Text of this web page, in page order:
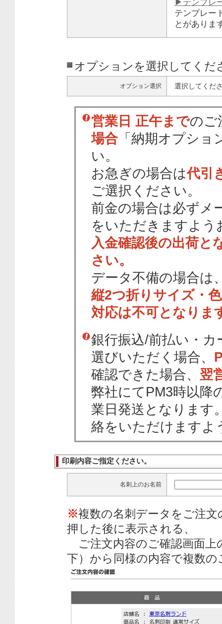
▶テンプレ
テンプレー
とがありま
オプションを選択してくだ
オプション選択 選択してくだ
営業日 正午までのご
場合 「納期オプショ
い。
お急ぎの場合は代引
ご選択ください。
前金の場合は必ずメ
をいただきますよう
入金確認後の出荷と
さい。
データ不備の場合は
縦2つ折りサイズ・
対応は不可となりま
銀行振込/前払い・
選びいただく場合、
確認できた場合、 翌
弊社にてPM3時以降
業日発送となります
絡をいただけますよ
印刷内容ご指定ください。
名刺上のお名前
※複数の名刺データをご注
押した後に表示される、
ご注文内容のご確認画面上
下）から同様の内容で複数